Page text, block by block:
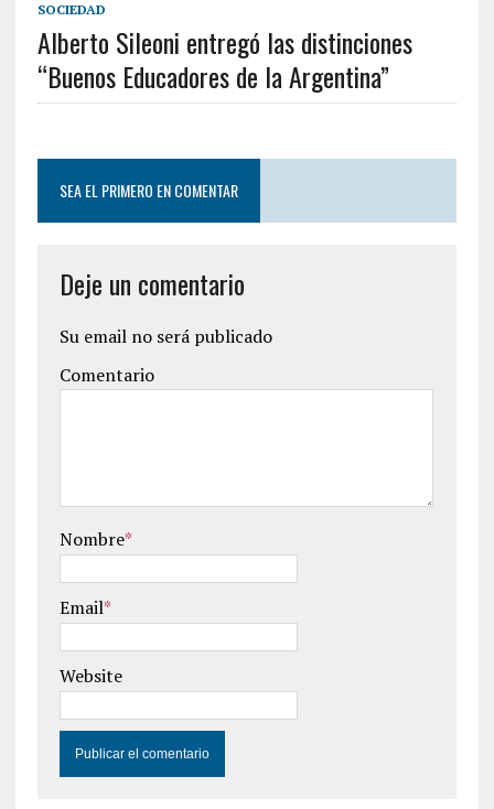
SOCIEDAD
Alberto Sileoni entregó las distinciones
“Buenos Educadores de la Argentina”
SEA EL PRIMERO EN COMENTAR
Deje un comentario
Su email no será publicado
Comentario
Nombre*
Email*
Website